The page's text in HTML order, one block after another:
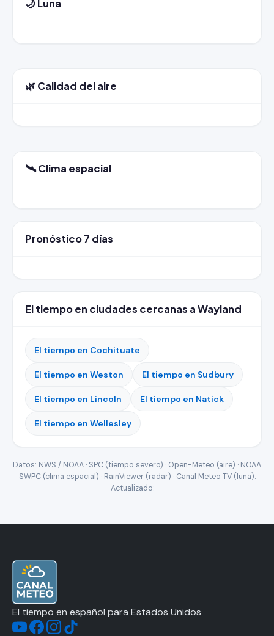
🌙 Luna
🌿 Calidad del aire
🛰️ Clima espacial
Pronóstico 7 días
El tiempo en ciudades cercanas a Wayland
El tiempo en Cochituate
El tiempo en Weston El tiempo en Sudbury
El tiempo en Lincoln El tiempo en Natick
El tiempo en Wellesley
Datos: NWS / NOAA · SPC (tiempo severo) · Open-Meteo (aire) · NOAA
SWPC (clima espacial) · RainViewer (radar) · Canal Meteo TV (luna).
Actualizado: —
El tiempo en español para Estados Unidos